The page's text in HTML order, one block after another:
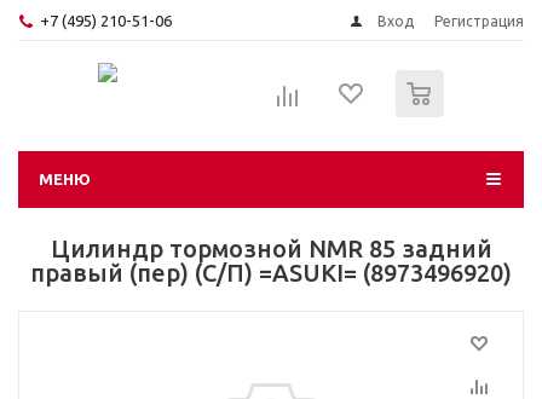
+7 (495) 210-51-06 Вход Регистрация
МЕНЮ
Цилиндр тормозной NMR 85 задний
правый (пер) (С/П) =ASUKI= (8973496920)